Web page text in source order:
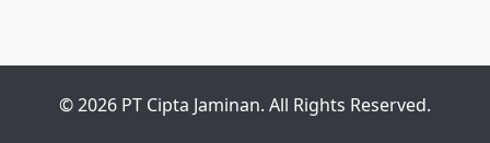
© 2026 PT Cipta Jaminan. All Rights Reserved.